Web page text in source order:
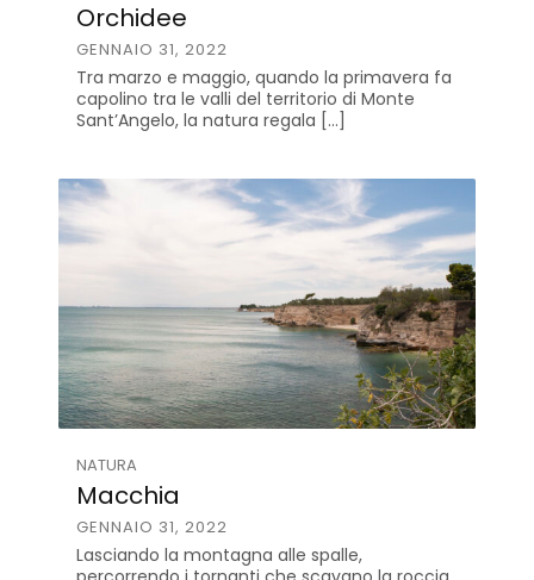
Orchidee
GENNAIO 31, 2022
Tra marzo e maggio, quando la primavera fa
capolino tra le valli del territorio di Monte
Sant’Angelo, la natura regala […]
NATURA
Macchia
GENNAIO 31, 2022
Lasciando la montagna alle spalle,